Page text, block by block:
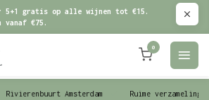
5+1 gratis op alle wijnen tot €15.
vanaf €75.
0
Amsterdam Ruime verzameling